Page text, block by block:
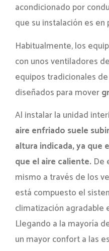
acondicionado por
que su instalación es
Habitualmente, los
con unos ventiladores
equipos tradicionales
diseñados para mover
Al instalar la unidad
aire enfriado suele
altura indicada, ya que
que el aire caliente. De
mismo a través de los
está compuesto el
climatización agradable
Llegando a la mayoría
un mayor confort a las